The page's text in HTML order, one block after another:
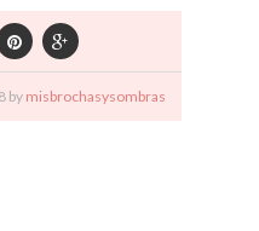
by misbrochasysombras